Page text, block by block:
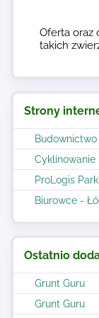
Strony
Budownictwo
Cyklinowanie
ProLogis Park
Biurowce -
Ostatnio
Grunt Guru
Grunt Guru
Oferta oraz
takich